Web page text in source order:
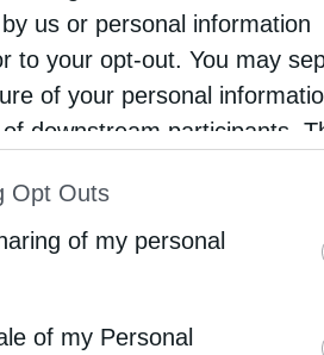
us or personal information
to your opt-out. You may
of your personal
downstream participants.
that may further
Opt Outs
of my personal
of my Personal
τοποθετήθηκε με
, συντηρώντας
υλική φροντίδα αλλά και
κειμένων και στη
στην καταγραφή των